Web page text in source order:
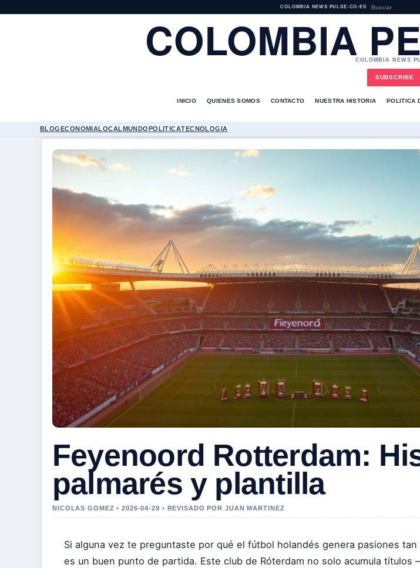
COLOMBIA NEWS PULSE•CO-ES
COLOMBIACOLOMBIA NEWS
SUBSCRIBE
INICIO QUIENES SOMOS CONTACTO NUESTRA HISTORIA POLITICA
BLOGECONOMIALOCALMUNDOPOLITICATECNOLOGIA
Feyenoord Rotterdam:
palmarés y plantilla
NICOLAS GOMEZ • 2026-04-29 • REVISADO POR JUAN MARTINEZ
Si alguna vez te preguntaste por qué el fútbol holandés genera pasiones
es un buen punto de partida. Este club de Róterdam no solo acumula títulos